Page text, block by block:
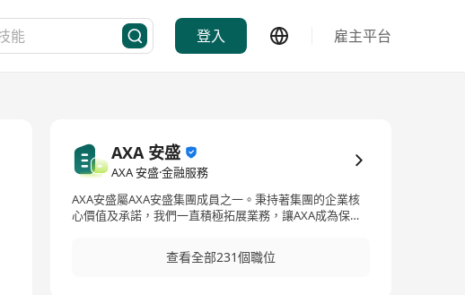
登入 雇主平台
AXA 安盛
AXA 安盛·金融服務
AXA安盛屬AXA安盛集團成員之一。秉持著集團的企業核
心價值及承諾，我們一直積極拓展業務，讓AXA成為保
於19世紀初，於50個市場擁有9500萬名客戶2，旗下員工
154,000人2。AXA安盛集團的收益為1103億歐元 (約9258
查看全部231個職位